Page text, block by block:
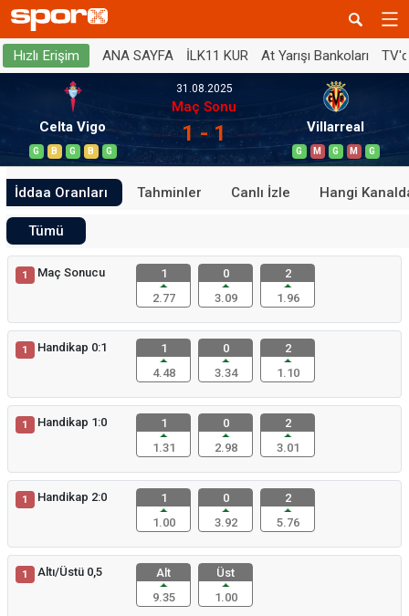
Hızlı Erişim ANA SAYFA İLK11 KUR At Yarışı Bankoları
Celta Vigo
G B G B G
31.08.2025
Maç Sonu
1 - 1 Villarreal
G M G M G
İddaa Oranları Tahminler Canlı İzle Hangi
Tümü
1 Maç Sonucu
1
2.77
0
3.09
2
1.96
1 Handikap 0:1
1
4.48
0
3.34
2
1.10
1 Handikap 1:0
1
1.31
0
2.98
2
3.01
1 Handikap 2:0
1
1.00
0
3.92
2
5.76
1 Altı/Üstü 0,5
Alt
9.35
Üst
1.00